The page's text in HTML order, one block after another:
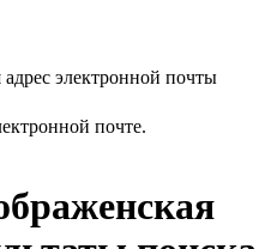
электронной почты
почте.